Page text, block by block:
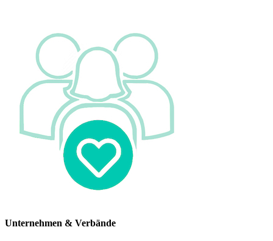
Unternehmen & Verbände